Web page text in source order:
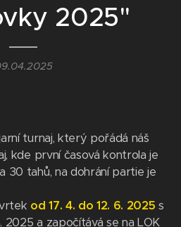
2025"
turnaj, který pořádá náš
kde první časová kontrola je
30 tahů, na dohrání partie je
od 17. 4. do 12. 6. 2025 s
2025 a započítává se na LOK